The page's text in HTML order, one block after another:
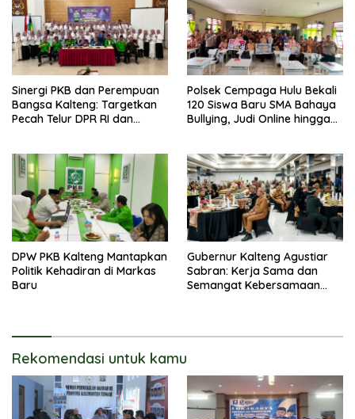
Sinergi PKB dan Perempuan
Bangsa Kalteng: Targetkan
Pecah Telur DPR RI dan
Polsek Cempaga Hulu Bekali
120 Siswa Baru SMA Bahaya
Bullying, Judi Online hingga
DPW PKB Kalteng Mantapkan
Politik Kehadiran di Markas
Baru
Gubernur Kalteng Agustiar
Sabran: Kerja Sama dan
Semangat Kebersamaan
Rekomendasi untuk kamu